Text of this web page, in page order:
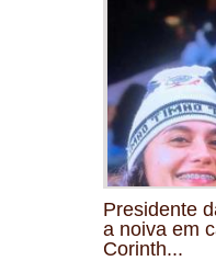
Presidente
a noiva em
Corinth...